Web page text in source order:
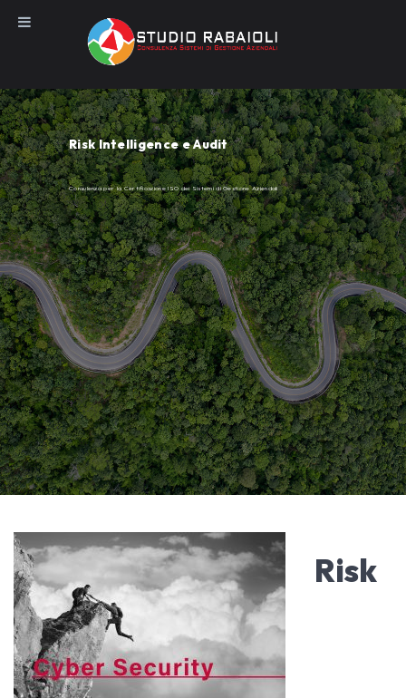
Salta
al
contenuto
Risk Intelligence e Audit
Consulenza per la Certificazione ISO dei Sistemi di Gestione Aziendali
Risk